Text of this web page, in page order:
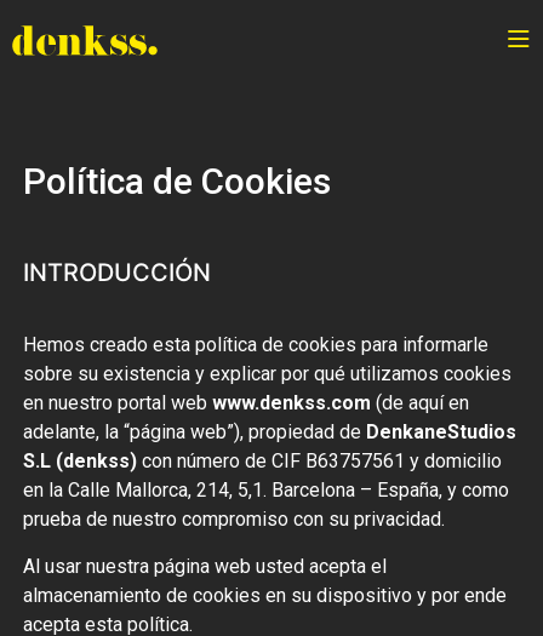
Política de Cookies
INTRODUCCIÓN
Hemos creado esta política de cookies para informarle
sobre su existencia y explicar por qué utilizamos cookies
en nuestro portal web www.denkss.com (de aquí en
adelante, la “página web”), propiedad de DenkaneStudios
S.L (denkss)con número de CIF B63757561 y domicilio
en la Calle Mallorca, 214, 5,1. Barcelona – España, y como
prueba de nuestro compromiso con su privacidad.
Al usar nuestra página web usted acepta el
almacenamiento de cookies en su dispositivo y por ende
acepta esta política.